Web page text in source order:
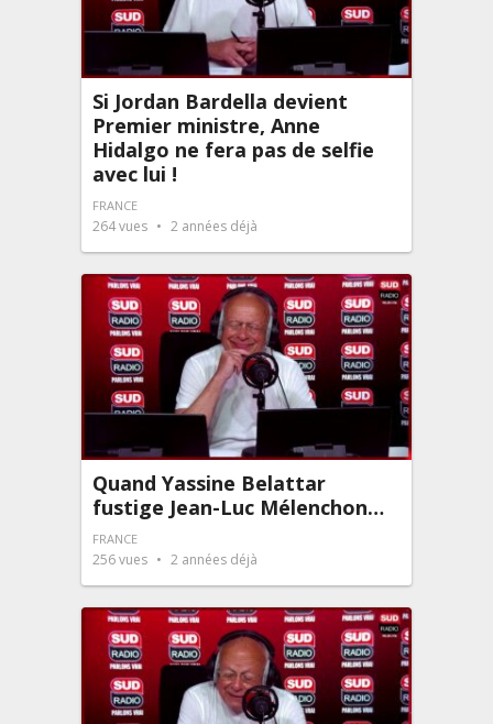
Si Jordan Bardella devient
Premier ministre, Anne
Hidalgo ne fera pas de selfie
avec lui !
FRANCE
264vues 2 années déjà
Quand Yassine Belattar
fustige Jean-Luc Mélenchon…
FRANCE
256vues 2 années déjà